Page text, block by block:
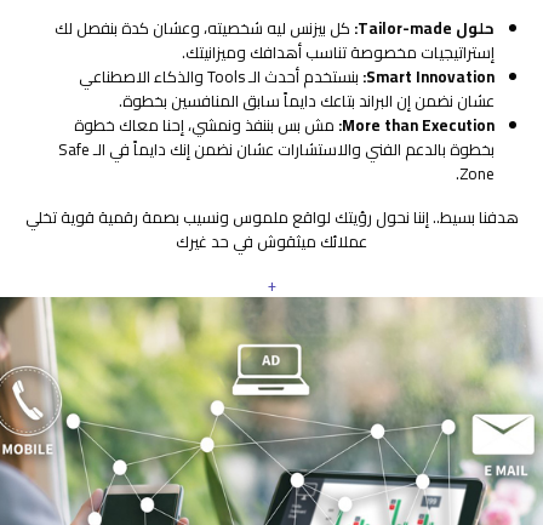
حلول Tailor-made:
كل بيزنس ليه شخصيته، وعشان كدة بنفصل لك
إستراتيجيات مخصوصة تناسب أهدافك وميزانيتك.
Smart Innovation:
بنستخدم أحدث الـ Tools والذكاء الاصطناعي
عشان نضمن إن البراند بتاعك دايماً سابق المنافسين بخطوة.
More than Execution: مش بس بننفذ ونمشي، إحنا معاك خطوة
بخطوة بالدعم الفني والاستشارات عشان نضمن إنك دايماً في الـ Safe
Zone.
هدفنا بسيط.. إننا نحول رؤيتك لواقع ملموس ونسيب بصمة رقمية قوية تخلي
عملائك ميثقوش في حد غيرك
+